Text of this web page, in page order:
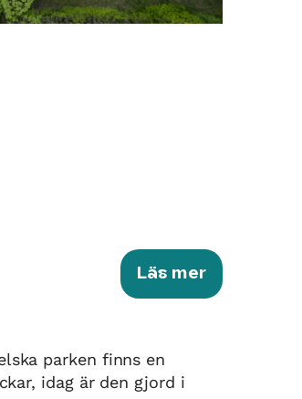
Läs mer
parken finns en
idag är den gjord i